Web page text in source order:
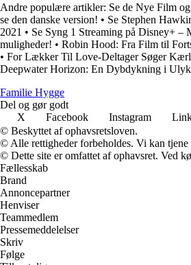
Andre populære artikler: Se de Nye Film
se den danske version! • Se Stephen
2021 • Se Syng 1 Streaming på Disney+ –
muligheder! • Robin Hood: Fra Film til
• For Lækker Til Love-Deltager Søger
Deepwater Horizon: En Dybdykning i
Familie Hygge
Del og gør godt
X
Facebook Instagram
© Beskyttet af ophavsretsloven.
© Alle rettigheder forbeholdes. Vi kan tjene
© Dette site er omfattet af ophavsret. Ved
Fællesskab
Brand
Annoncepartner
Henviser
Teammedlem
Pressemeddelelser
Skriv
Følge